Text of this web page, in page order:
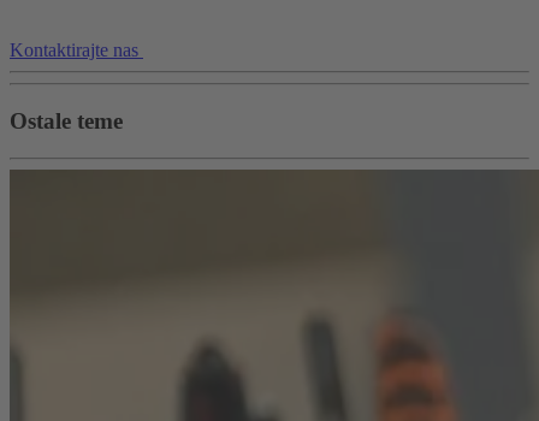
Kontaktirajte nas
Ostale teme